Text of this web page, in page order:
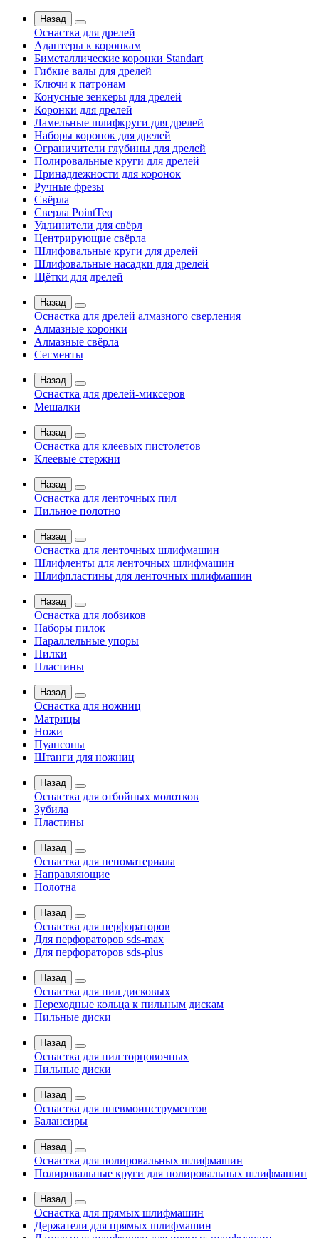
Назад
Оснастка для дрелей
Адаптеры к коронкам
Биметаллические коронки Standart
Гибкие валы для дрелей
Ключи к патронам
Конусные зенкеры для дрелей
Коронки для дрелей
Ламельные шлифкруги для дрелей
Наборы коронок для дрелей
Ограничители глубины для дрелей
Полировальные круги для дрелей
Принадлежности для коронок
Ручные фрезы
Свёрла
Сверла PointTeq
Удлинители для свёрл
Центрирующие свёрла
Шлифовальные круги для дрелей
Шлифовальные насадки для дрелей
Щётки для дрелей
Назад
Оснастка для дрелей алмазного сверления
Алмазные коронки
Алмазные свёрла
Сегменты
Назад
Оснастка для дрелей-миксеров
Мешалки
Назад
Оснастка для клеевых пистолетов
Клеевые стержни
Назад
Оснастка для ленточных пил
Пильное полотно
Назад
Оснастка для ленточных шлифмашин
Шлифленты для ленточных шлифмашин
Шлифпластины для ленточных шлифмашин
Назад
Оснастка для лобзиков
Наборы пилок
Параллельные упоры
Пилки
Пластины
Назад
Оснастка для ножниц
Матрицы
Ножи
Пуансоны
Штанги для ножниц
Назад
Оснастка для отбойных молотков
Зубила
Пластины
Назад
Оснастка для пеноматериала
Направляющие
Полотна
Назад
Оснастка для перфораторов
Для перфораторов sds-max
Для перфораторов sds-plus
Назад
Оснастка для пил дисковых
Переходные кольца к пильным дискам
Пильные диски
Назад
Оснастка для пил торцовочных
Пильные диски
Назад
Оснастка для пневмоинструментов
Балансиры
Назад
Оснастка для полировальных шлифмашин
Полировальные круги для полировальных шлифмашин
Назад
Оснастка для прямых шлифмашин
Держатели для прямых шлифмашин